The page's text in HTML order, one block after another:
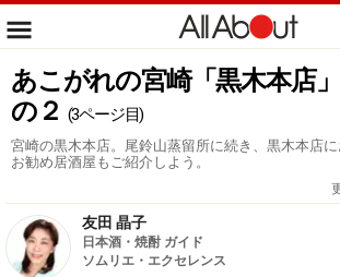
あこがれの宮崎「黒木本店
の２ (3ページ目)
宮崎の黒木本店。尾鈴山蒸留所に続き、黒木本店
お勧め居酒屋もご紹介しよう。
友田 晶子
日本酒・焼酎 ガイド
ソムリエ・エクセレンス